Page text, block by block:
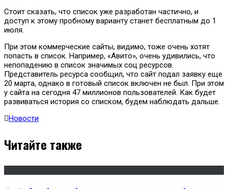
Стоит сказать, что список уже разработан частично, и
доступ к этому пробному варианту станет бесплатным до 1
июля.
При этом коммерческие сайты, видимо, тоже очень хотят
попасть в список. Например, «Авито», очень удивились, что
непопадению в список значимых соц ресурсов.
Представитель ресурса сообщил, что сайт подал заявку еще
20 марта, однако в готовый список включен не был. При этом
у сайта на сегодня 47 миллионов пользователей. Как будет
развиваться история со списком, будем наблюдать дальше.
Новости
Читайте также